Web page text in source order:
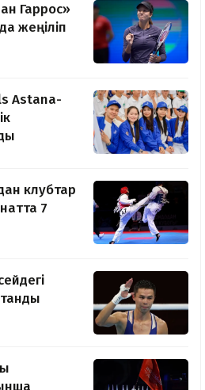
Гаррос»
жеңіліп
Astana-
клубтар
7